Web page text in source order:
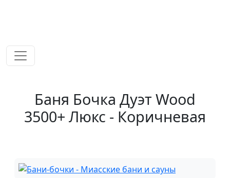
Баня Бочка Дуэт Wood
3500+ Люкс - Коричневая